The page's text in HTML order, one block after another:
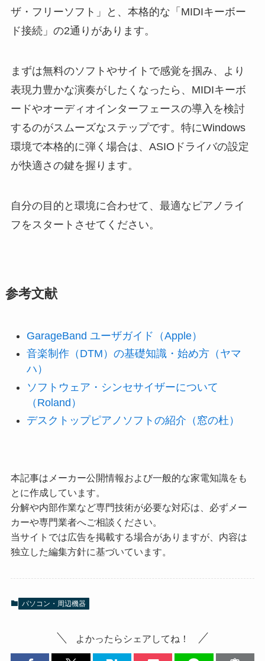
ザ・フリーソフト」と、本格的な「MIDIキーボー
ド接続」の2通りがあります。
まずは無料のソフトやサイトで感覚を掴み、より
表現力豊かな演奏がしたくなったら、MIDIキーボ
ードやオーディオインターフェースの導入を検討
するのがスムーズなステップです。特にWindows
環境で本格的に弾く場合は、ASIOドライバの設定
が快適さの鍵を握ります。
自分の目的と環境に合わせて、最適なピアノライ
フをスタートさせてください。
参考文献
GarageBand ユーザガイド（Apple）
音楽制作（DTM）の基礎知識・始め方（ヤマ
ハ）
ソフトウェア・シンセサイザーについて
（Roland）
デスクトップピアノソフトの紹介（窓の杜）
本記事はメーカー公開情報および一般的な家電知識をも
とに作成しています。
分解や内部作業など専門技術が必要な対応は、必ずメー
カーや専門業者へご相談ください。
当サイトでは広告を掲載する場合がありますが、内容は
独立した編集方針に基づいています。
パソコン・周辺機器
よかったらシェアしてね！